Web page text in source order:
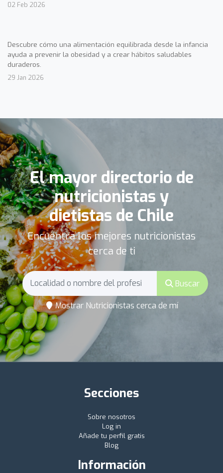
02 Feb 2026
Descubre cómo una alimentación equilibrada desde la infancia
ayuda a prevenir la obesidad y a crear hábitos saludables
duraderos.
29 Jan 2026
El mayor directorio de
nutricionistas y
dietistas de Chile
Encuentra los mejores nutricionistas
cerca de ti
Buscar
Mostrar Nutricionistas cerca de mí
Secciones
Sobre nosotros
Log in
Añade tu perfil gratis
Blog
Información